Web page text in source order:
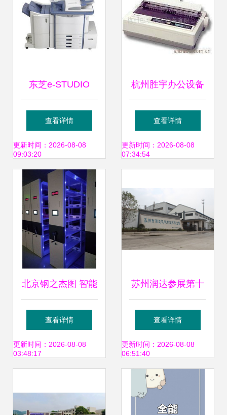
东芝e-STUDIO
6530c复印机复合
机 高效办公的新选
择 — 海帆办公设
备用品公司与
IT168经销商推荐
查看详情
更新时间：2026-08-08
09:03:20
杭州胜宇办公设备
针式打印机高效之
选，满足多元办公
查看详情
更新时间：2026-08-08
07:34:54
北京钢之杰图 智能
密集架厂家选择全
攻略——以六安智
备应用为例
查看详情
更新时间：2026-08-08
03:48:17
苏州润达参展第十
八届中国国际铸造
博览会 深耕工业与
办公设备交叉领域
查看详情
更新时间：2026-08-08
06:51:40